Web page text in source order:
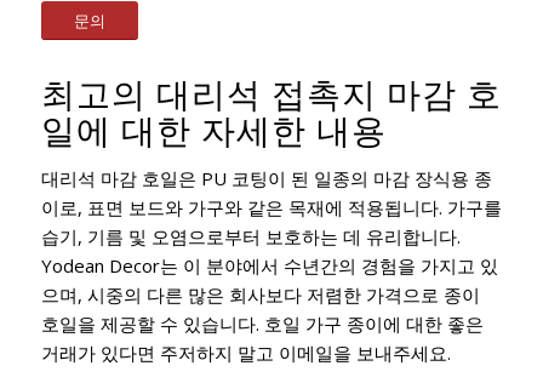
문의
최고의 대리석 접촉지 마감 호
일에 대한 자세한 내용
대리석 마감 호일은 PU 코팅이 된 일종의 마감 장식용 종
이로, 표면 보드와 가구와 같은 목재에 적용됩니다. 가구를
습기, 기름 및 오염으로부터 보호하는 데 유리합니다.
Yodean Decor는 이 분야에서 수년간의 경험을 가지고 있
으며, 시중의 다른 많은 회사보다 저렴한 가격으로 종이
호일을 제공할 수 있습니다. 호일 가구 종이에 대한 좋은
거래가 있다면 주저하지 말고 이메일을 보내주세요.